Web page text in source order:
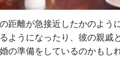
距離が急接近したかのよう
ようになったり、彼の親戚
の準備をしているのかもし